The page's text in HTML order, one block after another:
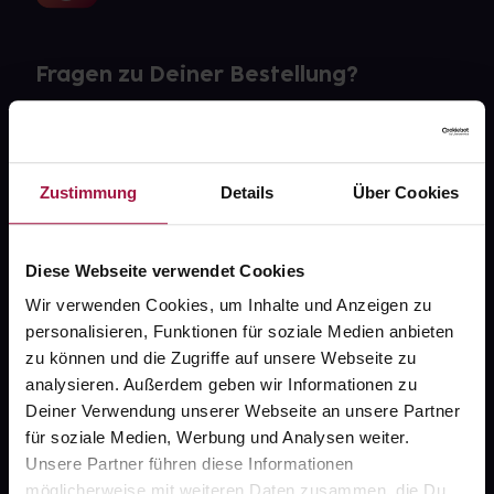
Zustimmung Details Über Cookies
Diese Webseite verwendet Cookies
Wir verwenden Cookies, um Inhalte und Anzeigen zu
personalisieren, Funktionen für soziale Medien anbieten
zu können und die Zugriffe auf unsere Webseite zu
analysieren. Außerdem geben wir Informationen zu
Deiner Verwendung unserer Webseite an unsere Partner
für soziale Medien, Werbung und Analysen weiter.
Unsere Partner führen diese Informationen
Fragen zu Deiner Bestellung?
Über uns
Karriere